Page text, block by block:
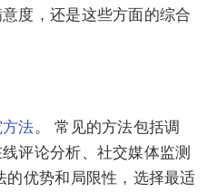
度，还是这些方面的综合
法。 常见的方法包括调
线评论分析、社交媒体监测
的优势和局限性，选择最适